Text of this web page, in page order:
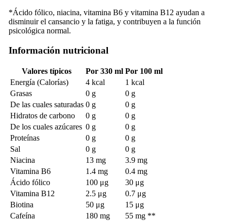
*Ácido fólico, niacina, vitamina B6 y vitamina B12 ayudan a
disminuir el cansancio y la fatiga, y contribuyen a la función
psicológica normal.
Información nutricional
Valores típicos Por 330 ml Por 100 ml
Energía (Calorías)
4 kcal
1 kcal
Grasas
0 g
0 g
De las cuales saturadas 0 g
0 g
Hidratos de carbono
0 g
0 g
De los cuales azúcares 0 g
0 g
Proteínas
0 g
0 g
Sal
0 g
0 g
Niacina
13 mg
3.9 mg
Vitamina B6
1.4 mg
0.4 mg
Ácido fólico
100 μg
30 μg
Vitamina B12
2.5 μg
0.7 μg
Biotina
50 μg
15 μg
Cafeína
180 mg 55 mg **